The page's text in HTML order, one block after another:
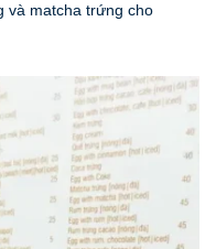
và matcha trứng cho